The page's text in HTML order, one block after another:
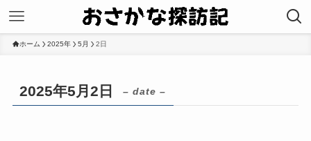
ホーム 2025年 5月 2日
2025年5月2日 – date –